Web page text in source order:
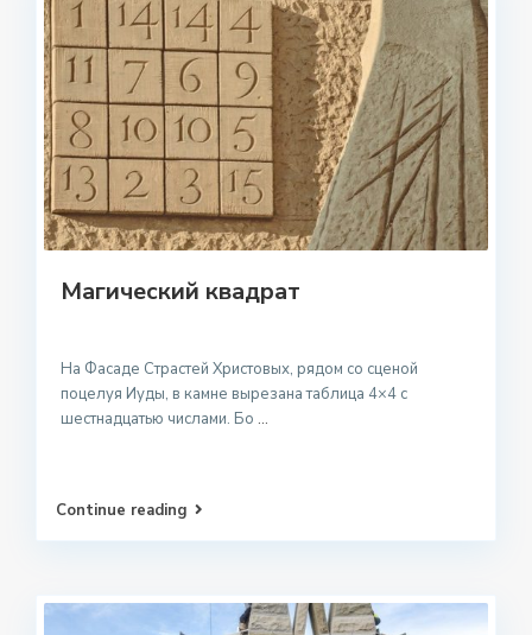
Магический квадрат
На Фасаде Страстей Христовых, рядом со сценой
поцелуя Иуды, в камне вырезана таблица 4×4 с
шестнадцатью числами. Бо ...
Continue reading